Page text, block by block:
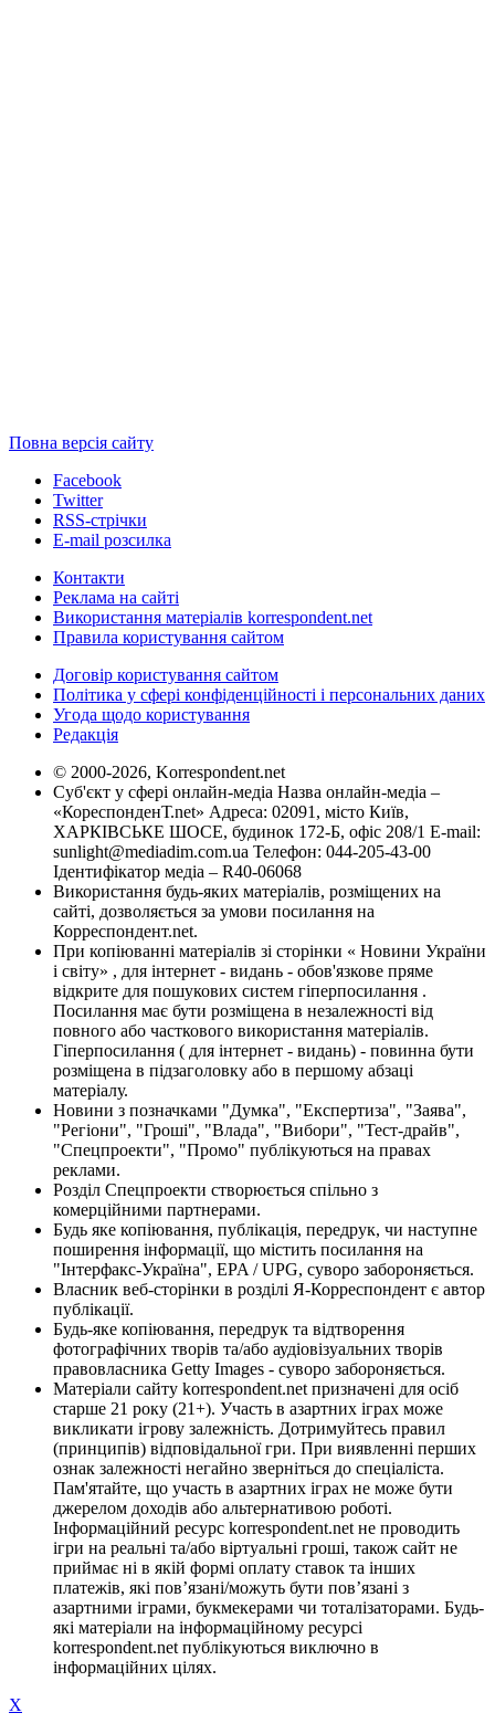
Повна версія сайту
Facebook
Twitter
RSS-стрічки
E-mail розсилка
Контакти
Реклама на сайті
Використання матеріалів korrespondent.net
Правила користування сайтом
Договір користування сайтом
Політика у сфері конфіденційності і персональних даних
Угода щодо користування
Редакція
© 2000-2026, Korrespondent.net
Суб'єкт у сфері онлайн-медіа Назва онлайн-медіа –
«КореспонденТ.net» Адреса: 02091, місто Київ,
ХАРКІВСЬКЕ ШОСЕ, будинок 172-Б, офіс 208/1 E-mail:
sunlight@mediadim.com.ua Телефон: 044-205-43-00
Ідентифікатор медіа – R40-06068
Використання будь-яких матеріалів, розміщених на
сайті, дозволяється за умови посилання на
Корреспондент.net.
При копіюванні матеріалів зі сторінки « Новини України
і світу» , для інтернет - видань - обов'язкове пряме
відкрите для пошукових систем гіперпосилання .
Посилання має бути розміщена в незалежності від
повного або часткового використання матеріалів.
Гіперпосилання ( для інтернет - видань) - повинна бути
розміщена в підзаголовку або в першому абзаці
матеріалу.
Новини з позначками "Думка", "Експертиза", "Заява",
"Регіони", "Гроші", "Влада", "Вибори", "Тест-драйв",
"Спецпроекти", "Промо" публікуються на правах
реклами.
Розділ Спецпроекти створюється спільно з
комерційними партнерами.
Будь яке копіювання, публікація, передрук, чи наступне
поширення інформації, що містить посилання на
"Інтерфакс-Україна", EPA / UPG, суворо забороняється.
Власник веб-сторінки в розділі Я-Корреспондент є автор
публікації.
Будь-яке копіювання, передрук та відтворення
фотографічних творів та/або аудіовізуальних творів
правовласника Getty Images - суворо забороняється.
Матеріали сайту korrespondent.net призначені для осіб
старше 21 року (21+). Участь в азартних іграх може
викликати ігрову залежність. Дотримуйтесь правил
(принципів) відповідальної гри. При виявленні перших
ознак залежності негайно зверніться до спеціаліста.
Пам'ятайте, що участь в азартних іграх не може бути
джерелом доходів або альтернативою роботі.
Інформаційний ресурс korrespondent.net не проводить
ігри на реальні та/або віртуальні гроші, також сайт не
приймає ні в якій формі оплату ставок та інших
платежів, які пов’язані/можуть бути пов’язані з
азартними іграми, букмекерами чи тоталізаторами. Будь-
які матеріали на інформаційному ресурсі
korrespondent.net публікуються виключно в
інформаційних цілях.
X